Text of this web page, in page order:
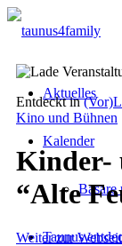
Aktuelles
Kalender
Basare
Taunus
Entdeckt in
Kino und Bühnen
Kinder-
“Alte
Weiter zur